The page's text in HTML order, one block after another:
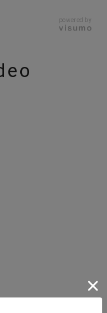
powered by